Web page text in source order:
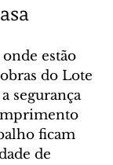
estão
do Lote
segurança
ficam
de